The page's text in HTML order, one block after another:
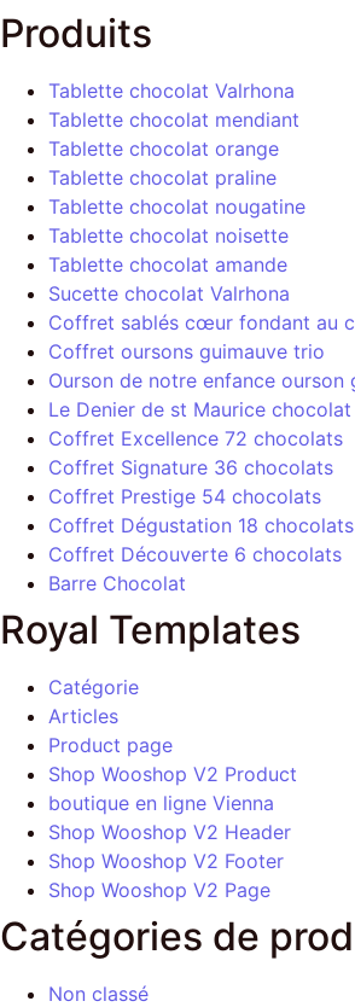
Produits
Tablette chocolat Valrhona
Tablette chocolat mendiant
Tablette chocolat orange
Tablette chocolat praline
Tablette chocolat nougatine
Tablette chocolat noisette
Tablette chocolat amande
Sucette chocolat Valrhona
Coffret sablés cœur fondant au
Coffret oursons guimauve trio
Ourson de notre enfance ourson
Le Denier de st Maurice
Coffret Excellence 72 chocolats
Coffret Signature 36 chocolats
Coffret Prestige 54 chocolats
Coffret Dégustation 18 chocolats
Coffret Découverte 6 chocolats
Barre Chocolat
Royal Templates
Catégorie
Articles
Product page
Shop Wooshop V2 Product
boutique en ligne Vienna
Shop Wooshop V2 Header
Shop Wooshop V2 Footer
Shop Wooshop V2 Page
Catégories de
Non classé